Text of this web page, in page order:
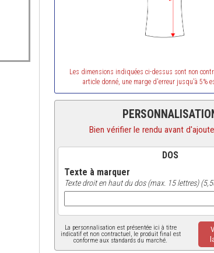
Les dimensions indiquées ci-dessus sont non
article donné, une marge d'erreur jusqu'à 5%
Bien vérifier le rendu avant
DOS
Texte à marquer
Texte droit en haut du dos (max. 15 lettres)
La personnalisation est présentée ici à titre
indicatif et non contractuel, le produit final est
conforme aux standards du marché.